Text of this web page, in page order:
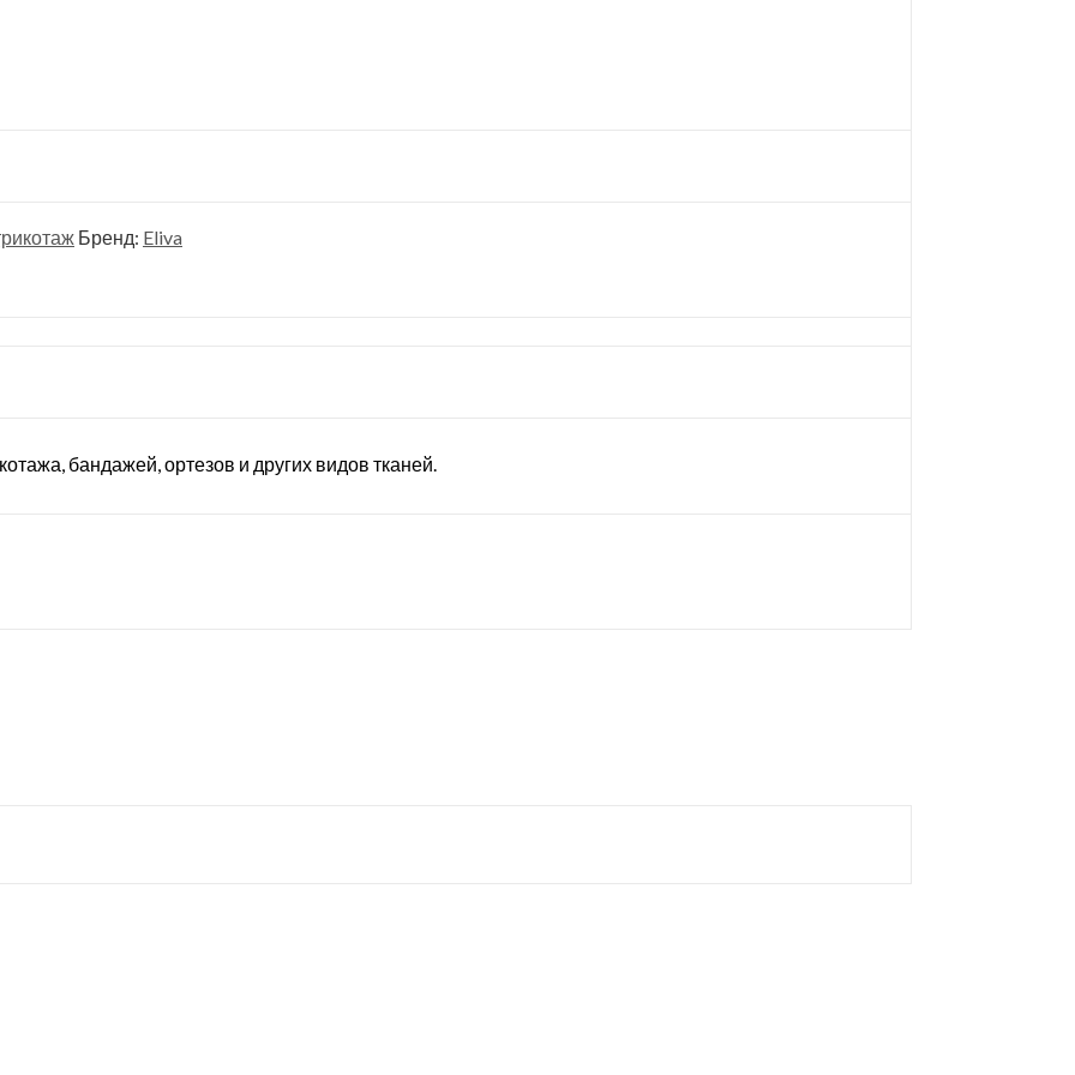
Бренд: Eliva
бандажей, ортезов и других видов тканей.